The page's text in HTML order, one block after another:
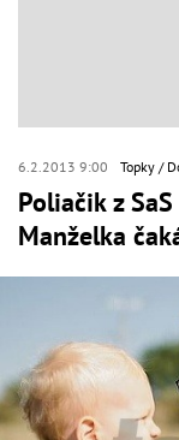
6.2.2013 9:00 Topky
Poliačik z
Manželka